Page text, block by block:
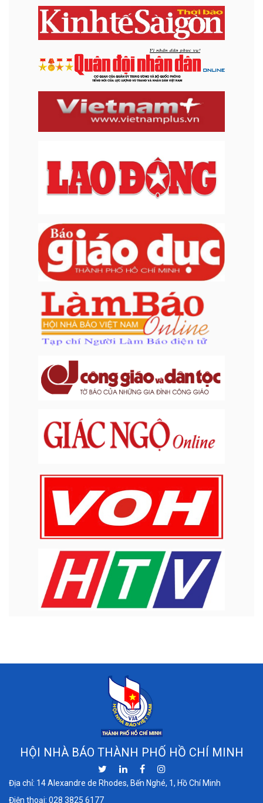
HỘI NHÀ BÁO THÀNH PHỐ HỒ CHÍ MINH
Địa chỉ: 14 Alexandre de Rhodes, Bến Nghé, 1, Hồ Chí Minh
Điện thoại: 028 3825 6177